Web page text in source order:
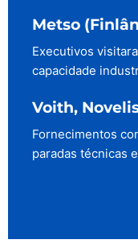
Metso
Executivos
capacidade
Voith,
Fornecimentos
paradas técnicas